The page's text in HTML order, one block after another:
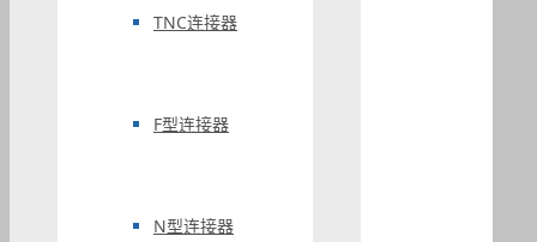
TNC连接器
F型连接器
N型连接器